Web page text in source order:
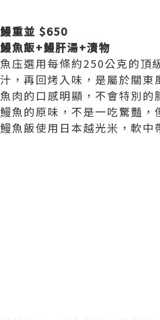
鰻重並 $650
鰻魚飯+鰻肝湯+漬物
魚庒選用每條約250公克的頂
汁，再回烤入味，是屬於關東
魚肉的口感明顯，不會特別
鰻魚的原味，不是一吃驚豔，
鰻魚飯使用日本越光米，軟中